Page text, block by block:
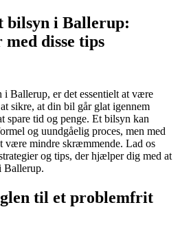
bilsyn i Ballerup:
disse tips
Ballerup, er det essentielt at være
sikre, at din bil går glat igennem
spare tid og penge. Et bilsyn kan
og uundgåelig proces, men med
være mindre skræmmende. Lad os
og tips, der hjælper dig med at
Ballerup.
til et problemfrit